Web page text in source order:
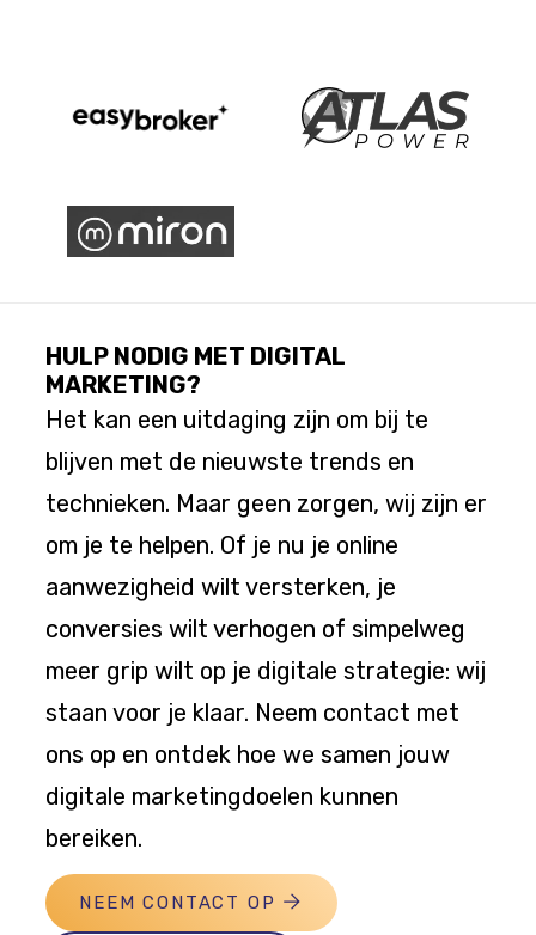
HULP NODIG MET DIGITAL
MARKETING?
Het kan een uitdaging zijn om bij te
blijven met de nieuwste trends en
technieken. Maar geen zorgen, wij zijn er
om je te helpen. Of je nu je online
aanwezigheid wilt versterken, je
conversies wilt verhogen of simpelweg
meer grip wilt op je digitale strategie: wij
staan voor je klaar. Neem contact met
ons op en ontdek hoe we samen jouw
digitale marketingdoelen kunnen
bereiken.
NEEM CONTACT OP